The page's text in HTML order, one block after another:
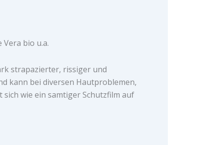
bio u.a.
strapazierter, rissiger und
kann bei diversen Hautproblemen,
sich wie ein samtiger Schutzfilm auf